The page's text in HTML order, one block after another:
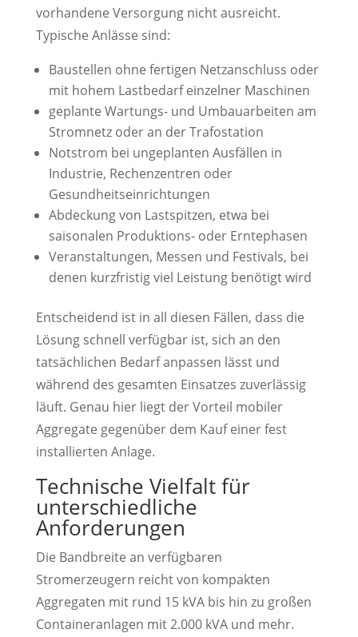
vorhandene Versorgung nicht ausreicht.
Typische Anlässe sind:
Baustellen ohne fertigen Netzanschluss oder
mit hohem Lastbedarf einzelner Maschinen
geplante Wartungs- und Umbauarbeiten am
Stromnetz oder an der Trafostation
Notstrom bei ungeplanten Ausfällen in
Industrie, Rechenzentren oder
Gesundheitseinrichtungen
Abdeckung von Lastspitzen, etwa bei
saisonalen Produktions- oder Erntephasen
Veranstaltungen, Messen und Festivals, bei
denen kurzfristig viel Leistung benötigt wird
Entscheidend ist in all diesen Fällen, dass die
Lösung schnell verfügbar ist, sich an den
tatsächlichen Bedarf anpassen lässt und
während des gesamten Einsatzes zuverlässig
läuft. Genau hier liegt der Vorteil mobiler
Aggregate gegenüber dem Kauf einer fest
installierten Anlage.
Technische Vielfalt für
unterschiedliche
Anforderungen
Die Bandbreite an verfügbaren
Stromerzeugern reicht von kompakten
Aggregaten mit rund 15 kVA bis hin zu großen
Containeranlagen mit 2.000 kVA und mehr.